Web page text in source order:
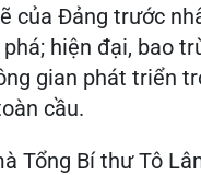
của Đảng trước
hiện đại, bao
gian phát triển
cầu.
Tổng Bí thư Tô